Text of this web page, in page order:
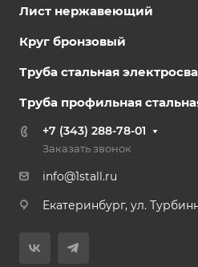
Лист нержавеющий
Круг бронзовый
Труба стальная
Труба профильная
+7 (343) 288-78-01
Заказать звонок
info@1stall.ru
Екатеринбург, ул.